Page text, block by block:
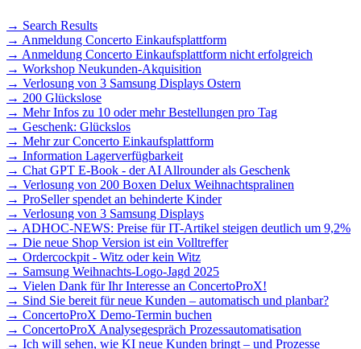
→ Search Results
→ Anmeldung Concerto Einkaufsplattform
→ Anmeldung Concerto Einkaufsplattform nicht erfolgreich
→ Workshop Neukunden-Akquisition
→ Verlosung von 3 Samsung Displays Ostern
→ 200 Glückslose
→ Mehr Infos zu 10 oder mehr Bestellungen pro Tag
→ Geschenk: Glückslos
→ Mehr zur Concerto Einkaufsplattform
→ Information Lagerverfügbarkeit
→ Chat GPT E-Book - der AI Allrounder als Geschenk
→ Verlosung von 200 Boxen Delux Weihnachtspralinen
→ ProSeller spendet an behinderte Kinder
→ Verlosung von 3 Samsung Displays
→ ADHOC-NEWS: Preise für IT-Artikel steigen deutlich um 9,2%
→ Die neue Shop Version ist ein Volltreffer
→ Ordercockpit - Witz oder kein Witz
→ Samsung Weihnachts-Logo-Jagd 2025
→ Vielen Dank für Ihr Interesse an ConcertoProX!
→ Sind Sie bereit für neue Kunden – automatisch und planbar?
→ ConcertoProX Demo-Termin buchen
→ ConcertoProX Analysegespräch Prozessautomatisation
→ Ich will sehen, wie KI neue Kunden bringt – und Prozesse